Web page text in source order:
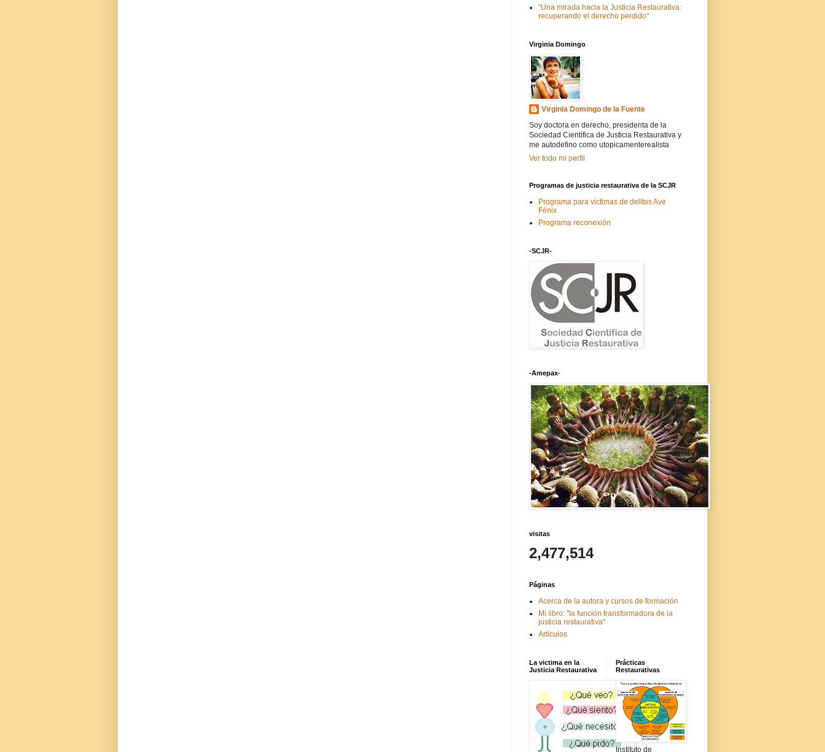
"Una mirada hacia la Justicia Restaurativa:
recuperando el derecho perdido"
Virginia Domingo
Virginia Domingo de la Fuente
Soy doctora en derecho, presidenta de la
Sociedad Científica de Justicia Restaurativa y
me autodefino como utopicamenterealista
Ver todo mi perfil
Programas de justicia restaurativa de la SCJR
Programa para víctimas de delitos Ave
Fénix
Programa reconexión
-SCJR-
-Amepax-
visitas
2,477,514
Páginas
Acerca de la autora y cursos de formación
Mi libro: "la función transformadora de la
justicia restaurativa"
Artículos
La victima en la
Justicia Restaurativa
Prácticas
Restaurativas
Instituto de